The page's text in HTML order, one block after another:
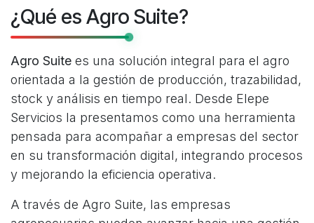
¿Qué es Agro Suite?
Agro Suite es una solución integral para el agro
orientada a la gestión de producción, trazabilidad,
stock y análisis en tiempo real. Desde Elepe
Servicios la presentamos como una herramienta
pensada para acompañar a empresas del sector
en su transformación digital, integrando procesos
y mejorando la eficiencia operativa.
A través de Agro Suite, las empresas